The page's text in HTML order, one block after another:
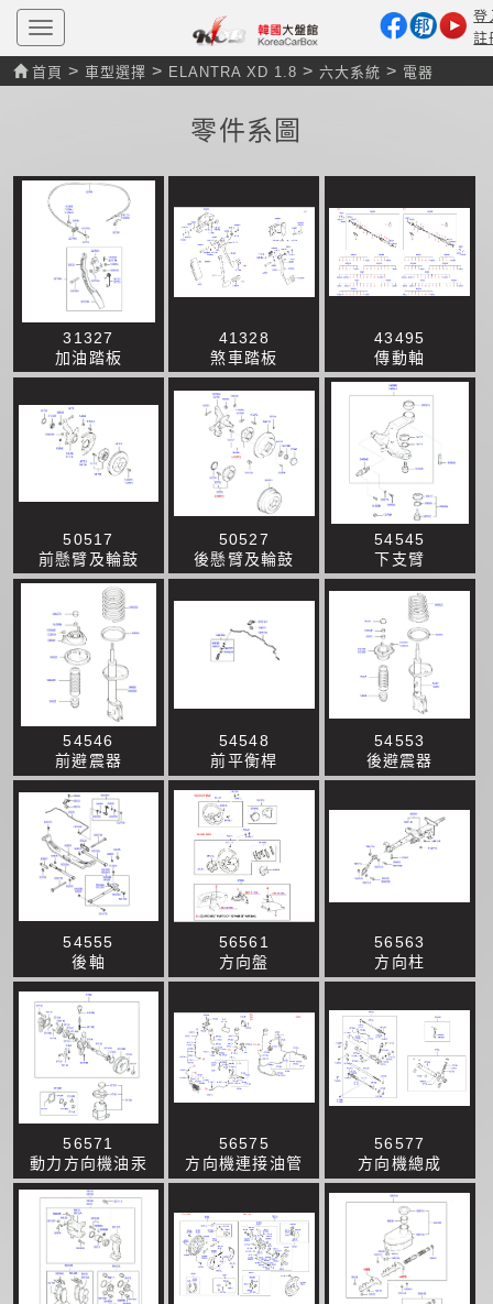
T
o
g
g
i
g
登
註
首頁 > 車型選擇 > ELANTRA XD 1.8 > 六大系統 > 電器
零件系圖
31327
加油踏板
41328
煞車踏板
43495
傳動軸
50517
前懸臂及輪鼓
50527
後懸臂及輪鼓
54545
下支臂
54546
前避震器
54548
前平衡桿
54553
後避震器
54555
後軸
56561
方向盤
56563
方向柱
56571
動力方向機油汞
56575
方向機連接油管
56577
方向機總成